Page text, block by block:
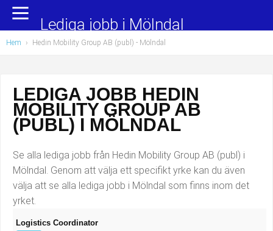
Yrkesområden
Administration, ekonomi, juridik
Chefer och verksamhetsledare
Data/IT
Försäljning, inköp, marknadsföring
Hantverksyrken
Hotell, restaurang, storhushåll
Populära jobb
Undersköterska, hemtjänst och äldreboende
Barnskötare
Lärare i förskola/Förskollärare
Lagerarbetare
Bussförare/Busschaufför
Elevassistent
Lediga jobb i Mölndal
Hem › Hedin Mobility Group AB (publ) - Mölndal
LEDIGA JOBB HEDIN
MOBILITY GROUP AB
(PUBL) I MÖLNDAL
Se alla lediga jobb från Hedin Mobility Group AB (publ) i
Mölndal. Genom att välja ett specifikt yrke kan du även
välja att se alla lediga jobb i Mölndal som finns inom det
yrket.
Logistics Coordinator